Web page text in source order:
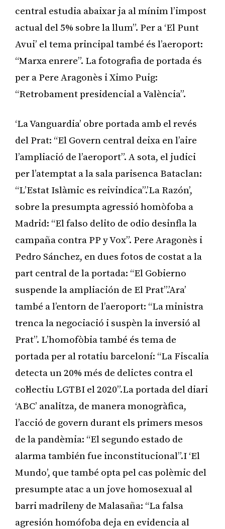
central estudia abaixar ja al mínim l’impost
actual del 5% sobre la llum”. Per a ‘El Punt
Avui’ el tema principal també és l’aeroport:
“Marxa enrere”. La fotografia de portada és
per a Pere Aragonès i Ximo Puig:
“Retrobament presidencial a València”.
‘La Vanguardia’ obre portada amb el revés
del Prat: “El Govern central deixa en l’aire
l’ampliació de l’aeroport”. A sota, el judici
per l’atemptat a la sala parisenca Bataclan:
“L’Estat Islàmic es reivindica”.’La Razón’,
sobre la presumpta agressió homòfoba a
Madrid: “El falso delito de odio desinfla la
campaña contra PP y Vox”. Pere Aragonès i
Pedro Sánchez, en dues fotos de costat a la
part central de la portada: “El Gobierno
suspende la ampliación de El Prat”.’Ara’
també a l’entorn de l’aeroport: “La ministra
trenca la negociació i suspèn la inversió al
Prat”. L’homofòbia també és tema de
portada per al rotatiu barceloní: “La Fiscalia
detecta un 20% més de delictes contra el
col·lectiu LGTBI el 2020”.La portada del diari
‘ABC’ analitza, de manera monogràfica,
l’acció de govern durant els primers mesos
de la pandèmia: “El segundo estado de
alarma también fue inconstitucional”.I ‘El
Mundo’, que també opta pel cas polèmic del
presumpte atac a un jove homosexual al
barri madrileny de Malasaña: “La falsa
agresión homófoba deja en evidencia al